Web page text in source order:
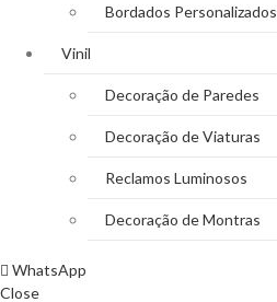
Bordados Personalizados
Vinil
Decoração de Paredes
Decoração de Viaturas
Reclamos Luminosos
Decoração de Montras
WhatsApp
Close